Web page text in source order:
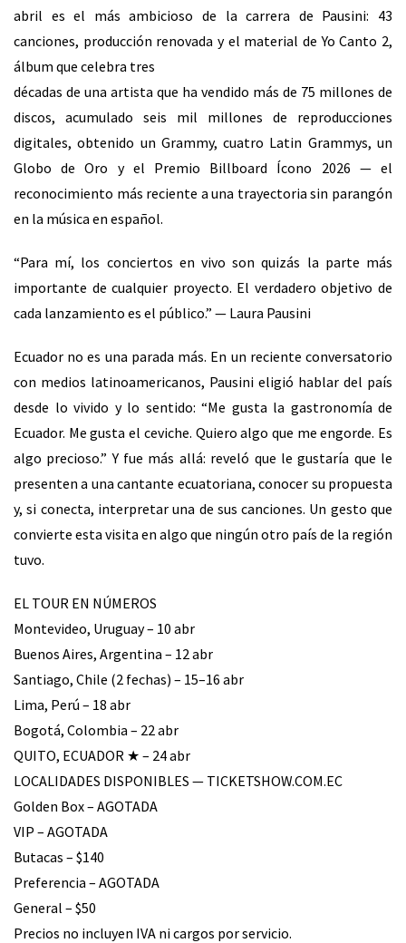
abril es el más ambicioso de la carrera de Pausini: 43
canciones, producción renovada y el material de Yo Canto 2,
álbum que celebra tres
décadas de una artista que ha vendido más de 75 millones de
discos, acumulado seis mil millones de reproducciones
digitales, obtenido un Grammy, cuatro Latin Grammys, un
Globo de Oro y el Premio Billboard Ícono 2026 — el
reconocimiento más reciente a una trayectoria sin parangón
en la música en español.
“Para mí, los conciertos en vivo son quizás la parte más
importante de cualquier proyecto. El verdadero objetivo de
cada lanzamiento es el público.” — Laura Pausini
Ecuador no es una parada más. En un reciente conversatorio
con medios latinoamericanos, Pausini eligió hablar del país
desde lo vivido y lo sentido: “Me gusta la gastronomía de
Ecuador. Me gusta el ceviche. Quiero algo que me engorde. Es
algo precioso.” Y fue más allá: reveló que le gustaría que le
presenten a una cantante ecuatoriana, conocer su propuesta
y, si conecta, interpretar una de suscanciones. Un gesto que
convierte esta visita en algo que ningún otro país de la región
tuvo.
EL TOUR EN NÚMEROS
Montevideo, Uruguay – 10 abr
Buenos Aires, Argentina – 12 abr
Santiago, Chile (2 fechas) – 15–16 abr
Lima, Perú – 18 abr
Bogotá, Colombia – 22 abr
QUITO, ECUADOR ★ – 24 abr
LOCALIDADES DISPONIBLES — TICKETSHOW.COM.EC
Golden Box – AGOTADA
VIP – AGOTADA
Butacas – $140
Preferencia – AGOTADA
General – $50
Precios no incluyen IVA ni cargos por servicio.